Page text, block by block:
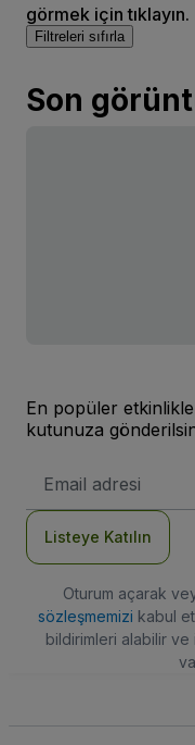
görmek için tıklayın.
Filtreleri sıfırla
Son
En popüler
kutunuza
posta
Listeye Katılın
Oturum açarak
sözleşmemizi kabul
bildirimleri alabilir